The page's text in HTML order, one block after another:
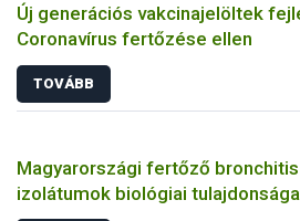
Új generációs vakcinajelöltek
Coronavírus fertőzése ellen
TOVÁBB
Magyarországi fertőző bronchitis
izolátumok biológiai